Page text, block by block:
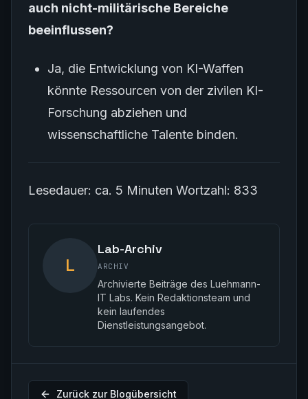
auch nicht-militärische Bereiche
beeinflussen?
Ja, die Entwicklung von KI-Waffen
könnte Ressourcen von der zivilen KI-
Forschung abziehen und
wissenschaftliche Talente binden.
Lesedauer: ca. 5 Minuten Wortzahl: 833
L
Lab-Archiv
ARCHIV
Archivierte Beiträge des Luehmann-
IT Labs. Kein Redaktionsteam und
kein laufendes
Dienstleistungsangebot.
Zurück zur Blogübersicht